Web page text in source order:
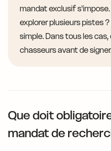
mandat exclusif
explorer plusieurs pistes
simple. Dans tous les
chasseurs avant de
Que doit
mandat de